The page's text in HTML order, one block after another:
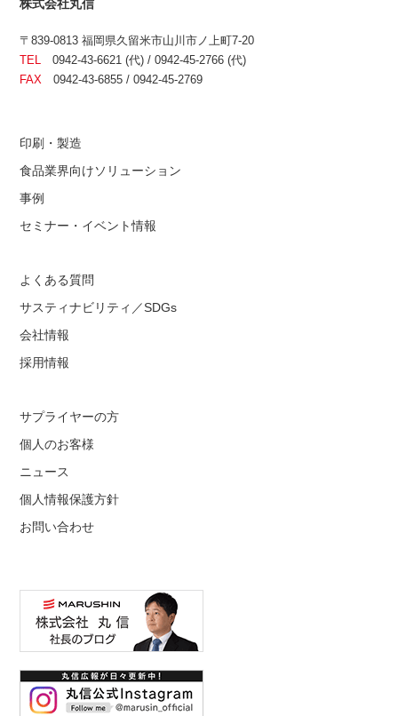
株式会社丸信
〒839-0813 福岡県久留米市山川市ノ上町7-20
TEL
0942-43-6621 (代) / 0942-45-2766 (代)
FAX 0942-43-6855 / 0942-45-2769
印刷・製造
食品業界向けソリューション
事例
セミナー・イベント情報
よくある質問
サスティナビリティ／SDGs
会社情報
採用情報
サプライヤーの方
個人のお客様
ニュース
個人情報保護方針
お問い合わせ